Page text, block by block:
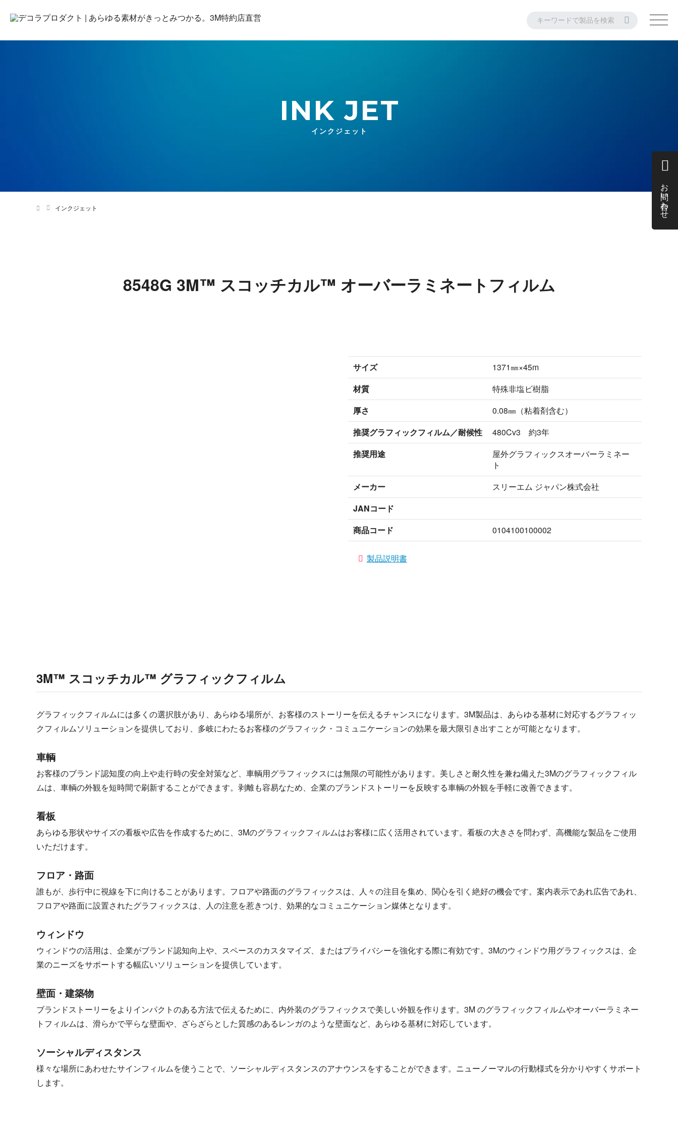
INK JET
インクジェット
インクジェット
8548G 3M™ スコッチカル™ オーバーラミネートフィルム
サイズ
1371㎜×45m
材質
特殊非塩ビ樹脂
厚さ
0.08㎜（粘着剤含む）
推奨グラフィックフィルム／耐候性
480Cv3 約3年
推奨用途
屋外グラフィックスオーバーラミネー
ト
メーカー
スリーエム ジャパン株式会社
JANコード
商品コード
0104100100002
製品説明書
3M™ スコッチカル™ グラフィックフィルム
グラフィックフィルムには多くの選択肢があり、あらゆる場所が、お客様のストーリーを伝えるチャンスになります。3M製品は、あらゆる基材に対応するグラフィッ
クフィルムソリューションを提供しており、多岐にわたるお客様のグラフィック・コミュニケーションの効果を最大限引き出すことが可能となります。
車輌
お客様のブランド認知度の向上や走行時の安全対策など、車輌用グラフィックスには無限の可能性があります。美しさと耐久性を兼ね備えた3Mのグラフィックフィル
ムは、車輌の外観を短時間で刷新することができます。剥離も容易なため、企業のブランドストーリーを反映する車輌の外観を手軽に改善できます。
看板
あらゆる形状やサイズの看板や広告を作成するために、3Mのグラフィックフィルムはお客様に広く活用されています。看板の大きさを問わず、高機能な製品をご使用
いただけます。
フロア・路面
誰もが、歩行中に視線を下に向けることがあります。フロアや路面のグラフィックスは、人々の注目を集め、関心を引く絶好の機会です。案内表示であれ広告であれ、
フロアや路面に設置されたグラフィックスは、人の注意を惹きつけ、効果的なコミュニケーション媒体となります。
ウィンドウ
ウィンドウの活用は、企業がブランド認知向上や、スペースのカスタマイズ、またはプライバシーを強化する際に有効です。3Mのウィンドウ用グラフィックスは、企
業のニーズをサポートする幅広いソリューションを提供しています。
壁面・建築物
ブランドストーリーをよりインパクトのある方法で伝えるために、内外装のグラフィックスで美しい外観を作ります。3M のグラフィックフィルムやオーバーラミネー
トフィルムは、滑らかで平らな壁面や、ざらざらとした質感のあるレンガのような壁面など、あらゆる基材に対応しています。
ソーシャルディスタンス
様々な場所にあわせたサインフィルムを使うことで、ソーシャルディスタンスのアナウンスをすることができます。ニューノーマルの行動様式を分かりやすくサポート
します。
お問い合わせ